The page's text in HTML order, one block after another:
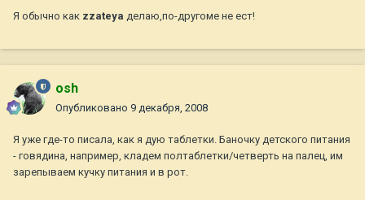
Я обычно как zzateya делаю,по-другоме не ест!
osh
Опубликовано 9 декабря, 2008
Я уже где-то писала, как я дую таблетки. Баночку детского питания
- говядина, например, кладем полтаблетки/четверть на палец, им
зарепываем кучку питания и в рот.